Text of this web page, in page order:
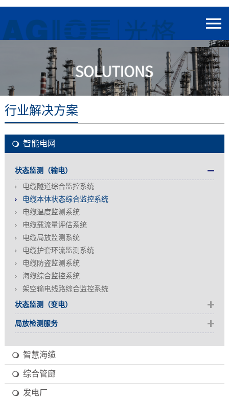
行业解决方案
智能电网
状态监测（输电）
电缆隧道综合监控系统
电缆本体状态综合监控系统
电缆温度监测系统
电缆载流量评估系统
电缆局放监测系统
电缆护套环流监测系统
电缆防盗监测系统
海缆综合监控系统
架空输电线路综合监控系统
状态监测（变电）
局放检测服务
智慧海缆
综合管廊
发电厂